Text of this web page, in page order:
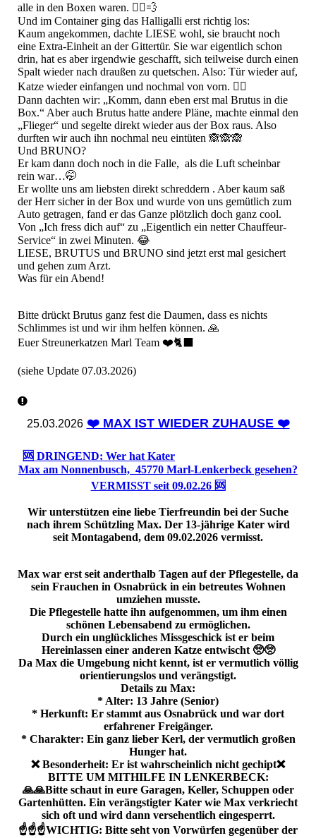
alle in den Boxen waren. 🧘‍♂️💨
Und im Container ging das Halligalli erst richtig los:
Kaum angekommen, dachte LIESE wohl, sie braucht noch
eine Extra-Einheit an der Gittertür. Sie war eigentlich schon
drin, hat es aber irgendwie geschafft, sich teilweise durch einen
Spalt wieder nach draußen zu quetschen. Also: Tür wieder auf,
Katze wieder einfangen und nochmal von vorn. 🤦‍♂️
Dann dachten wir: „Komm, dann eben erst mal Brutus in die
Box.“ Aber auch Brutus hatte andere Pläne, machte einmal den
„Flieger“ und segelte direkt wieder aus der Box raus. Also
durften wir auch ihn nochmal neu eintüten 🙈🙈🙈
Und BRUNO?
Er kam dann doch noch in die Falle, als die Luft scheinbar
rein war…🤭
Er wollte uns am liebsten direkt schreddern . Aber kaum saß
der Herr sicher in der Box und wurde von uns gemütlich zum
Auto getragen, fand er das Ganze plötzlich doch ganz cool.
Von „Ich fress dich auf“ zu „Eigentlich ein netter Chauffeur-
Service“ in zwei Minuten. 😂
LIESE, BRUTUS und BRUNO sind jetzt erst mal gesichert
und gehen zum Arzt.
Was für ein Abend!
Bitte drückt Brutus ganz fest die Daumen, dass es nichts
Schlimmes ist und wir ihm helfen können. 🙏
Euer Streunerkatzen Marl Team ❤️🐈‍⬛
(siehe Update 07.03.2026)
25.03.2026 ❤️ MAX IST WIEDER ZUHAUSE ❤️
🆘 DRINGEND: Wer hat Kater
Max am Nonnenbusch, 45770 Marl-Lenkerbeck gesehen?
VERMISST seit 09.02.26 🆘
Wir unterstützen eine liebe Tierfreundin bei der Suche
nach ihrem Schützling Max. Der 13-jährige Kater wird
seit Montagabend, dem 09.02.2026 vermisst.
Max war erst seit anderthalb Tagen auf der Pflegestelle, da
sein Frauchen in Osnabrück in ein betreutes Wohnen
umziehen musste.
Die Pflegestelle hatte ihn aufgenommen, um ihm einen
schönen Lebensabend zu ermöglichen.
Durch ein unglückliches Missgeschick ist er beim
Hereinlassen einer anderen Katze entwischt 🥺🥺
Da Max die Umgebung nicht kennt, ist er vermutlich völlig
orientierungslos und verängstigt.
Details zu Max:
* Alter: 13 Jahre (Senior)
* Herkunft: Er stammt aus Osnabrück und war dort
erfahrener Freigänger.
* Charakter: Ein ganz lieber Kerl, der vermutlich großen
Hunger hat.
❌️ Besonderheit: Er ist wahrscheinlich nicht gechipt❌️
BITTE UM MITHILFE IN LENKERBECK:
🙏🙏Bitte schaut in eure Garagen, Keller, Schuppen oder
Gartenhütten. Ein verängstigter Kater wie Max verkriecht
sich oft und wird dann versehentlich eingesperrt.
☝️☝️☝️WICHTIG: Bitte seht von Vorwürfen gegenüber der